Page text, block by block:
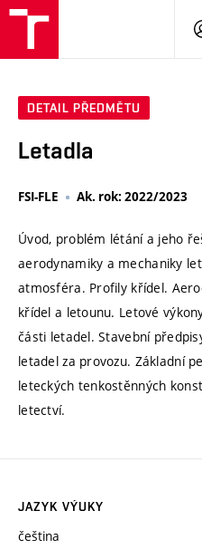
DETAIL PŘEDMĚTU
Letadla
FSI-FLE Ak. rok: 2022/2023
Úvod, problém létání a jeho
aerodynamiky a mechaniky
atmosféra. Profily křídel.
křídel a letounu. Letové
části letadel. Stavební
letadel za provozu. Základní
leteckých tenkostěnných
letectví.
JAZYK VÝUKY
čeština